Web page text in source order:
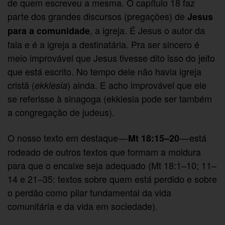
parte dos grandes discursos (pregações) deJesus
para a comunidade, a igreja. É Jesus o autor da
fala e é a igreja a destinatária. Pra ser sincero é
meio improvável que Jesus tivesse dito isso do jeito
que está escrito. No tempo dele não havia igreja
cristã (ekklesia) ainda. E acho improvável que ele
se referisse à sinagoga (ekklesia pode ser também
a congregação de judeus).
O nosso texto em destaque —Mt 18:15–20— está
rodeado de outros textos que formam a moldura
para que o encaixe seja adequado (Mt 18:1–10; 11–
14 e 21–35: textos sobre quem está perdido e sobre
o perdão como pilar fundamental da vida
comunitária e da vida em sociedade).